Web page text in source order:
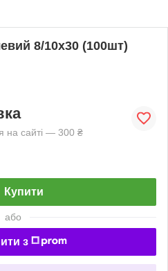
8/10х30 (100шт)
на сайті — 300 ₴
Купити
або
з